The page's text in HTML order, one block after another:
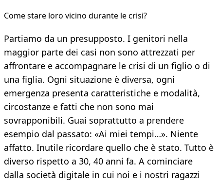
Come stare loro vicino durante le crisi?
Partiamo da un presupposto. I genitori nella
maggior parte dei casi non sono attrezzati per
affrontare e accompagnare le crisi di un figlio o di
una figlia. Ogni situazione è diversa, ogni
emergenza presenta caratteristiche e modalità,
circostanze e fatti che non sono mai
sovrapponibili. Guai soprattutto a prendere
esempio dal passato: «Ai miei tempi…». Niente
affatto. Inutile ricordare quello che è stato. Tutto è
diverso rispetto a 30, 40 anni fa. A cominciare
dalla società digitale in cui noi e i nostri ragazzi